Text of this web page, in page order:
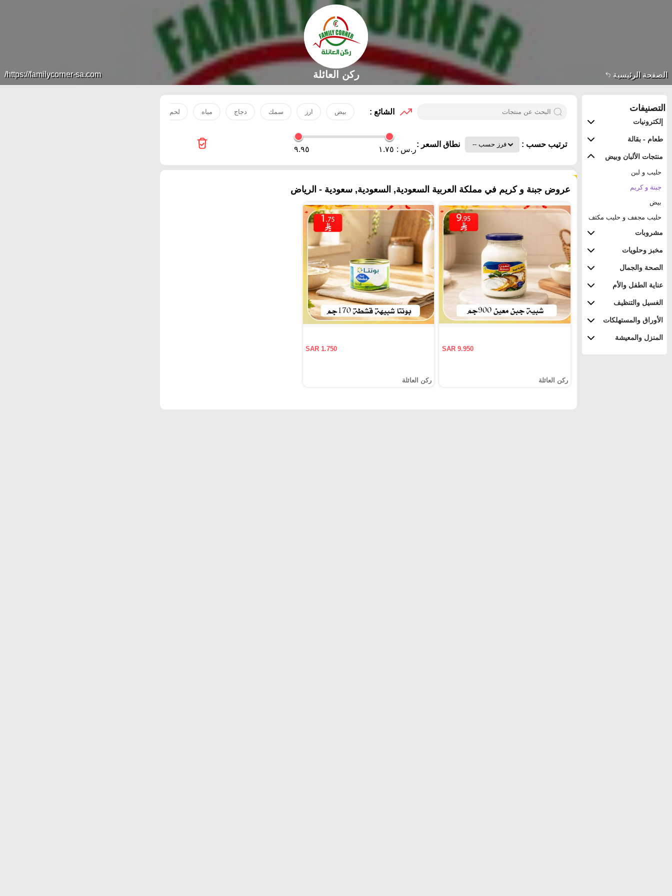
الصفحة الرئيسية https://familycorner-sa.com/ ركن العائلة
التصنيفات
إلكترونيات
طعام - بقالة
منتجات الألبان وبيض
حليب و لبن
جبنة و كريم
بيض
حليب مجفف و حليب مكثف
مشروبات
مخبز وحلويات
الصحة والجمال
عناية الطفل والأم
الغسيل والتنظيف
الأوراق والمستهلكات
المنزل والمعيشة
الشائع : بيض ارز سمك دجاج مياه لحم
ترتيب حسب : نطاق السعر :
ر.س : ١.٧٥ ٩.٩٥
عروض جبنة و كريم في مملكة العربية السعودية, السعودية, سعودية - الرياض
SAR 9.950
ركن العائلة
SAR 1.750
ركن العائلة